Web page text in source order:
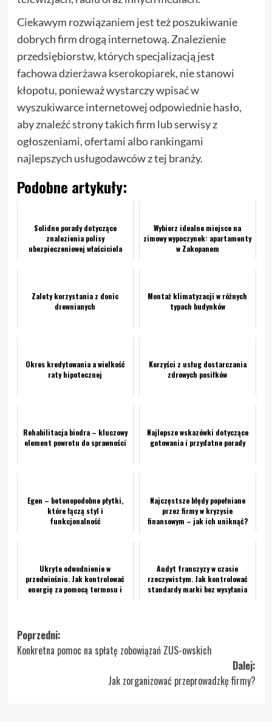
Ciekawym rozwiązaniem jest też poszukiwanie
dobrych firm drogą internetową. Znalezienie
przedsiębiorstw, których specjalizacją jest
fachowadzierżawa kserokopiarek, nie stanowi
kłopotu, ponieważ wystarczy wpisać w
wyszukiwarce internetowej odpowiednie hasło,
aby znaleźć strony takich firm lub serwisy z
ogłoszeniami, ofertami albo rankingami
najlepszych usługodawców z tej branży.
Podobne artykuły:
Solidne porady dotyczące
znalezienia polisy
ubezpieczeniowej właściciela
Wybierz idealne miejsce na
zimowy wypoczynek: apartamenty
w Zakopanem
Zalety korzystania z donic
drewnianych
Montaż klimatyzacji w różnych
typach budynków
Okres kredytowania a wielkość
raty hipotecznej
Korzyści z usług dostarczania
zdrowych posiłków
Rehabilitacja biodra – kluczowy
element powrotu do sprawności
Najlepsze wskazówki dotyczące
gotowania i przydatne porady
Egen – betonopodobne płytki,
które łączą styl i
funkcjonalność
Najczęstsze błędy popełniane
przez firmy w kryzysie
finansowym – jak ich uniknąć?
Ukryte odwodnienie w
przedwiośniu. Jak kontrolować
energię za pomocą termosu i
Audyt franczyzy w czasie
rzeczywistym. Jak kontrolować
standardy marki bez wysyłania
Zobacz
wpisy
Poprzedni:
Konkretna pomoc na spłatę zobowiązań ZUS-owskich
Dalej:
Jak zorganizować przeprowadzkę firmy?